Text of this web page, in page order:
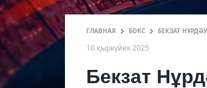
ГЛАВНАЯ БОКС БЕКЗАТ
10 қыркүйек 2025
Бекзат